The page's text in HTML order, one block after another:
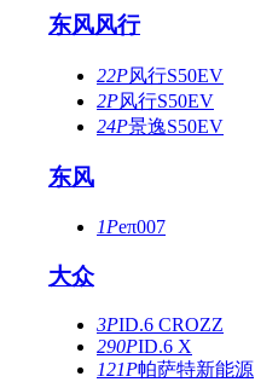
东风风行
22P风行S50EV
2P风行S50EV
24P景逸S50EV
东风
1Peπ007
大众
3PID.6 CROZZ
290PID.6 X
121P帕萨特新能源